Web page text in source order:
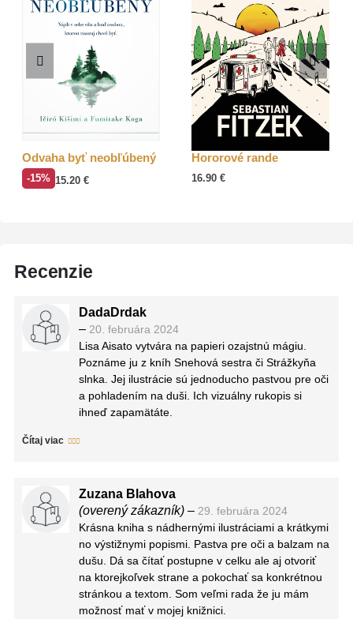
Odvaha byť neobľúbený
-15% 15.20 €
Hororové rande
16.90€
Recenzie
DadaDrdak
– 20. februára 2024
Lisa Aisato vytvára na papieri ozajstnú mágiu.
Poznáme ju z kníh Snehová sestra či Strážkyňa
slnka. Jej ilustrácie sú jednoducho pastvou pre oči
a pohladením na duši. Ich vizuálny rukopis si
ihneď zapamätáte.
kresieb, ktoré vytvárala viac ako desať rokov. A
Nájdete tu ilustrácie z kníh, ktoré už uzreli svetlo
sveta a niektoré sú úplne nové.
Kresby v tejto knihe znázorňujú príbeh o našej
životnej púti – detstve, mladosti, dospelosti,
slobode, túžbach a cieľoch a starobe.
Dovolím si tvrdiť, že Všetky farby života je jedno
veľké umelecké dielo vytvorené na 200 stránkach
knihy. So zatajeným dychom budete listovať
Čítaj viac
Zuzana Blahova
(overený zákazník) – 29. februára 2024
Krásna kniha s nádhernými ilustráciami a krátkymi
no výstižnymi popismi. Pastva pre oči a balzam na
dušu. Dá sa čítať postupne v celku ale aj otvoriť
na ktorejkoľvek strane a pokochať sa konkrétnou
stránkou a textom. Som veľmi rada že ju mám
možnosť mať v mojej knižnici.